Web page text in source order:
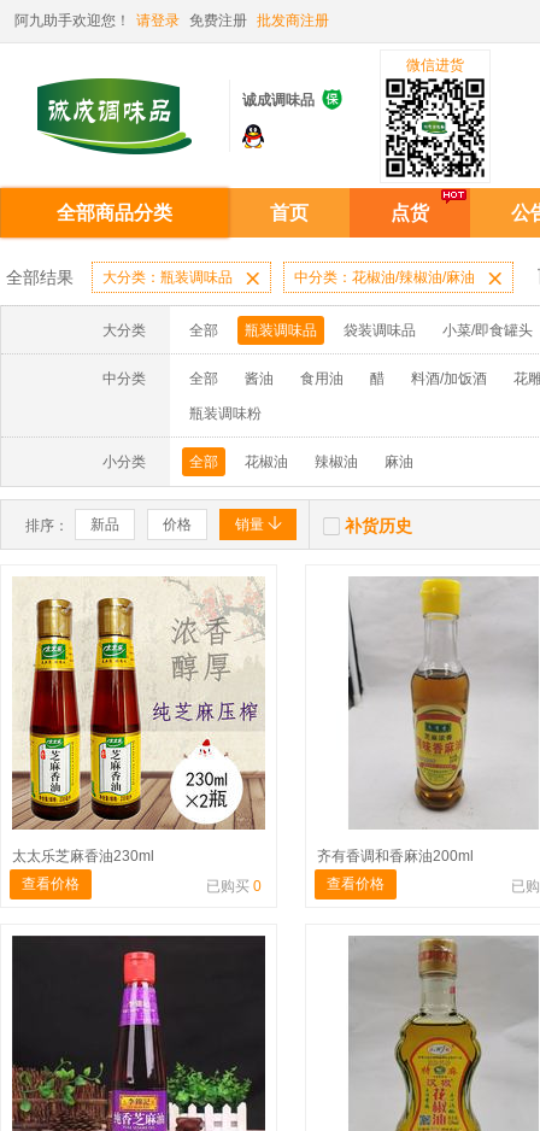
阿九助手欢迎您！ 请登录 免费注册 批发商注册
诚成调味品 
微信进货
全部商品分类 首页 点货 公
全部结果 大分类：瓶装调味品  中分类：花椒油/辣椒油/麻油 
大分类 全部 瓶装调味品 袋装调味品 小菜/即食罐头
中分类 全部 酱油 食用油 醋 料酒/加饭酒 花
瓶装调味粉
小分类 全部 花椒油 辣椒油 麻油
排序： 新品 价格 销量   补货历史
太太乐芝麻香油230ml
查看价格
已购买 0
齐有香调和香麻油200ml
查看价格
已